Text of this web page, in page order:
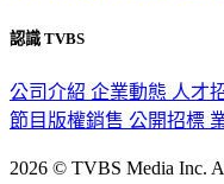
認識 TVBS
公司介紹 企業動態 人才
節目版權銷售 公開招標
2026 © TVBS Media Inc.